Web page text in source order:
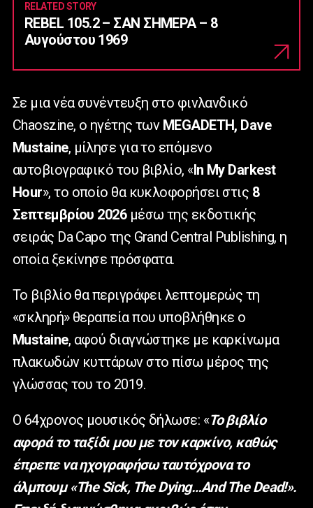
RELATED STORY
REBEL 105.2 – ΣΑΝ ΣΗΜΕΡΑ – 8
Αυγούστου 1969
Σε μια νέα συνέντευξη στο φινλανδικό
Chaoszine, ο ηγέτης των MEGADETH, Dave
Mustaine, μίλησε για το επόμενο
αυτοβιογραφικό του βιβλίο, «In My Darkest
Hour», το οποίο θα κυκλοφορήσει στις 8
Σεπτεμβρίου 2026μέσω της εκδοτικής
σειράς Da Capo της Grand Central Publishing, η
οποία ξεκίνησε πρόσφατα.
Το βιβλίο θα περιγράφει λεπτομερώς τη
«σκληρή» θεραπεία που υποβλήθηκε ο
Mustaine, αφού διαγνώστηκε με καρκίνωμα
πλακωδών κυττάρων στο πίσω μέρος της
γλώσσας του το 2019.
Ο 64χρονος μουσικός δήλωσε: «Το βιβλίο
αφορά το ταξίδι μου με τον καρκίνο, καθώς
έπρεπε να ηχογραφήσω ταυτόχρονα το
άλμπουμ «The Sick, The Dying…And The Dead!».